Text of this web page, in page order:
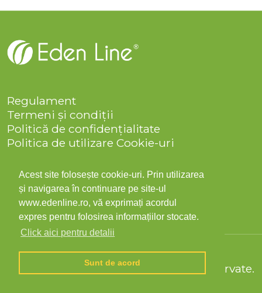
Acest site folosește cookie-uri. Prin utilizarea
și navigarea în continuare pe site-ul
www.edenline.ro, vă exprimați acordul
expres pentru folosirea informațiilor stocate.
Click aici pentru detalii
Sunt de acord
Regulament
Termeni și condiții
Politică de confidențialitate
Politica de utilizare Cookie-uri
Solicitare date personale
ANPC
Contact
© 2026 Eden Line Toate drepturile rezervate.